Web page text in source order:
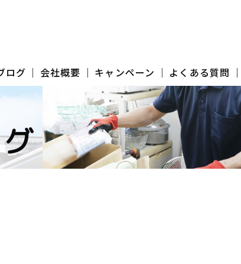
ログ 会社概要 キャンペーン よくある質問